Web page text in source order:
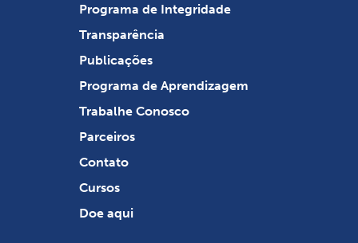
Programa de Integridade
Transparência
Publicações
Programa de Aprendizagem
Trabalhe Conosco
Parceiros
Contato
Cursos
Doe aqui